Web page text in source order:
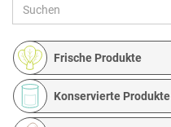
Frische Produkte
Konservierte Produkte